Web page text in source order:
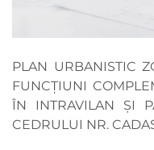
PLAN URBANISTIC
FUNCȚIUNI
ÎN INTRAVILAN ȘI
CEDRULUI NR.